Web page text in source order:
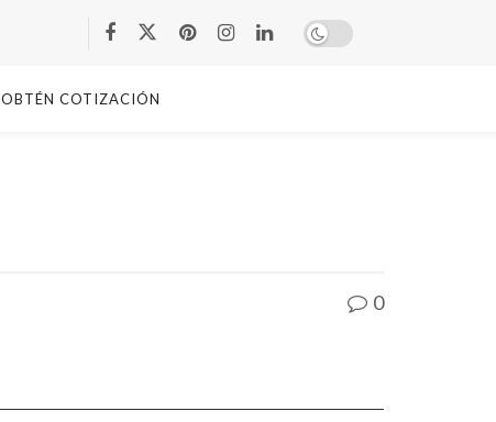
OBTÉN COTIZACIÓN
0